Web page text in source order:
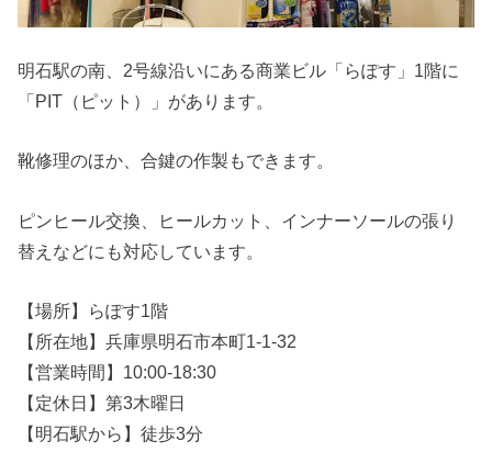
明石駅の南、2号線沿いにある商業ビル「らぽす」1階に
「PIT（ピット）」があります。
靴修理のほか、合鍵の作製もできます。
ピンヒール交換、ヒールカット、インナーソールの張り
替えなどにも対応しています。
【場所】らぽす1階
【所在地】兵庫県明石市本町1-1-32
【営業時間】10:00-18:30
【定休日】第3木曜日
【明石駅から】徒歩3分